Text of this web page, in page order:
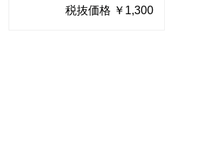
税抜価格 ￥1,300